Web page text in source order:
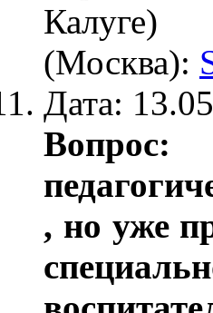
(Москва):
Дата:
, но уже